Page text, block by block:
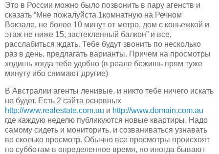
Это в России можно было позвонить в пару агенств и
сказать “Мне пожалуйста 1комнатную на Речном
Вокзале, не более 10 минут от метро, дом с коньежкой и
этаж не ниже 15, застекленный балкон” и все,
расслабиться ждать. Тебе будут звонить по несколько
раз в день, предлагать варианты. Причем на просмотры
ходишь когда тебе удобно (в реале бежишь прям туже
минуту ибо снимают другие)
В Австралии агенты ленивые, и никто тебе ничего искать
не будет. Есть 2 сайта основных
http://www.realestate.com.au и http://www.domain.com.au
где каждую неделю публикуются новые квартиры. Надо
самому сидеть и мониторить, и созваниваться узнавать
во сколько просмотр. Обычно все просмотры происхоят
по субботам в определенное время, но иногда бывают